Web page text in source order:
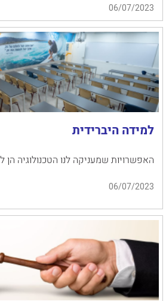
06/07/2023
למידה היברידית
האפשרויות שמעניקה לנו הטכנולוגיה
06/07/2023